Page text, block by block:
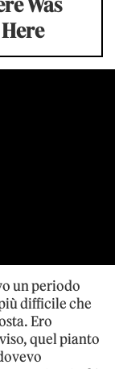
un periodo
difficile che
Ero
quel pianto